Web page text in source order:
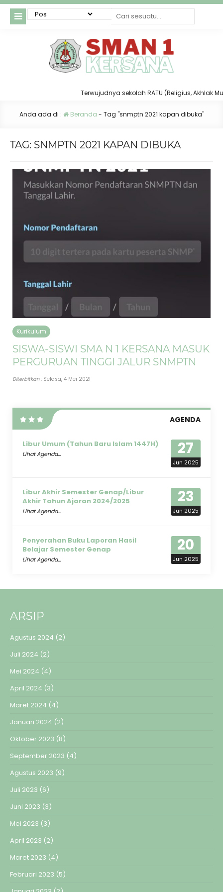
Terwujudnya sekolah RATU (Religius, Akhlak
Anda ada di : Beranda - Tag "snmptn 2021 kapan dibuka"
TAG: SNMPTN 2021 KAPAN DIBUKA
Kurikulum
SISWA-SISWI SMA N 1 KERSANA MASUK
PERGURUAN TINGGI JALUR SNMPTN
Diterbitkan: Selasa, 4 Mei 2021
AGENDA
27
Jun 2025
Libur Umum (Tahun Baru Islam 1447H)
Lihat Agenda...
23
Jun 2025
Libur Akhir Semester Genap/Libur
Akhir Tahun Ajaran 2024/2025
Lihat Agenda...
20
Jun 2025
Penyerahan Buku Laporan Hasil
Belajar Semester Genap
Lihat Agenda...
ARSIP
Agustus 2024 (2)
Juli 2024 (2)
Mei 2024 (4)
April 2024 (3)
Maret 2024 (4)
Januari 2024 (2)
Oktober 2023 (8)
September 2023 (4)
Agustus 2023 (9)
Juli 2023 (6)
Juni 2023 (3)
Mei 2023 (3)
April 2023 (2)
Maret 2023 (4)
Februari 2023 (5)